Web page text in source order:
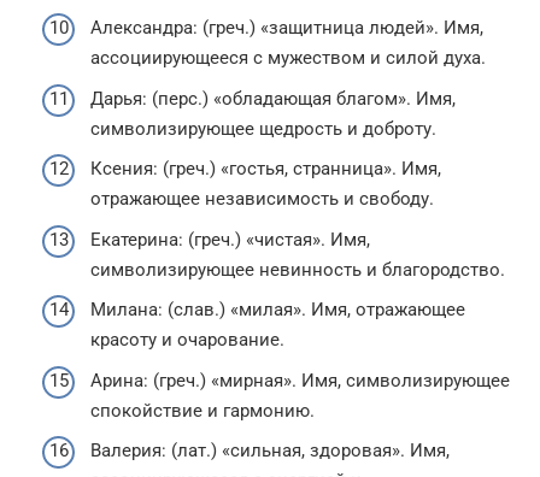
Александра: (греч.) «защитница людей». Имя,
ассоциирующееся с мужеством и силой духа.
Дарья: (перс.) «обладающая благом». Имя,
символизирующее щедрость и доброту.
Ксения: (греч.) «гостья, странница». Имя,
отражающее независимость и свободу.
Екатерина: (греч.) «чистая». Имя,
символизирующее невинность и благородство.
Милана: (слав.) «милая». Имя, отражающее
красоту и очарование.
Арина: (греч.) «мирная». Имя, символизирующее
спокойствие и гармонию.
Валерия: (лат.) «сильная, здоровая». Имя,